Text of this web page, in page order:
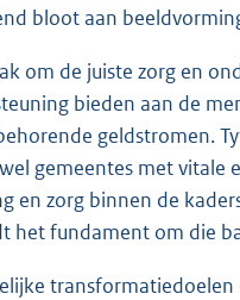
bloot aan
om de juiste zorg en
bieden aan de
geldstromen.
gemeentes met
en zorg binnen de
het fundament om die